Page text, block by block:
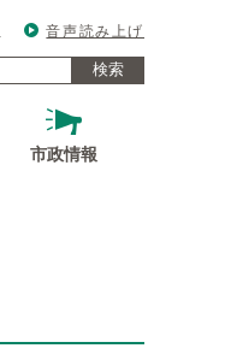
音声読み上げ
検索
市政情報